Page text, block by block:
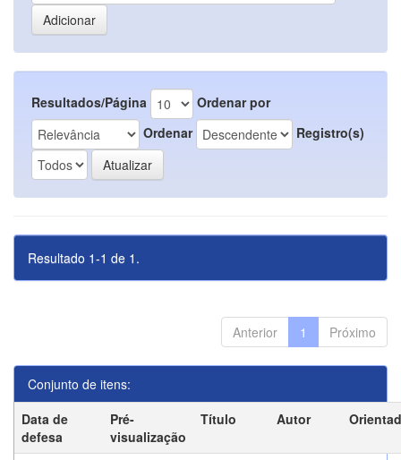
Resultados/Página
Ordenar por
Ordenar
Registro(s)
Resultado 1-1 de 1.
Anterior 1 Próximo
Conjunto de itens:
Data de
defesa
Pré-
visualização
Título Autor